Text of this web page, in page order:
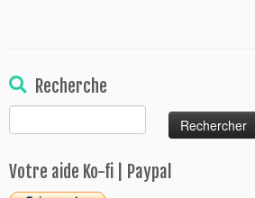
Recherche
Votre aide Ko-fi | Paypal